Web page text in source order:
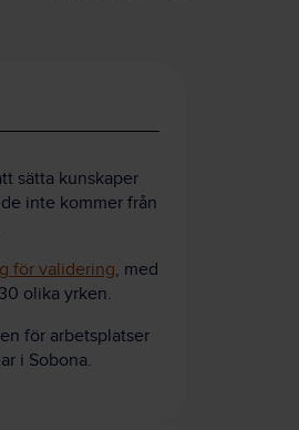
sätta kunskaper
inte kommer från
för validering, med
olika yrken.
för arbetsplatser
i Sobona.